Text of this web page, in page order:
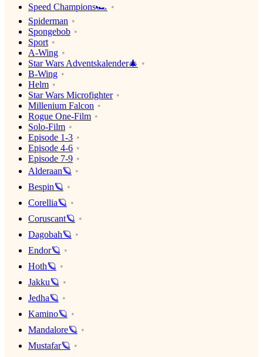
Speed Champions🏎
Spiderman
Spongebob
Sport
A-Wing
Star Wars Adventskalender🎄
B-Wing
Helm
Star Wars Microfighter
Millenium Falcon
Rogue One-Film
Solo-Film
Episode 1-3
Episode 4-6
Episode 7-9
Alderaan🪐
Bespin🪐
Corellia🪐
Coruscant🪐
Dagobah🪐
Endor🪐
Hoth🪐
Jakku🪐
Jedha🪐
Kamino🪐
Mandalore🪐
Mustafar🪐